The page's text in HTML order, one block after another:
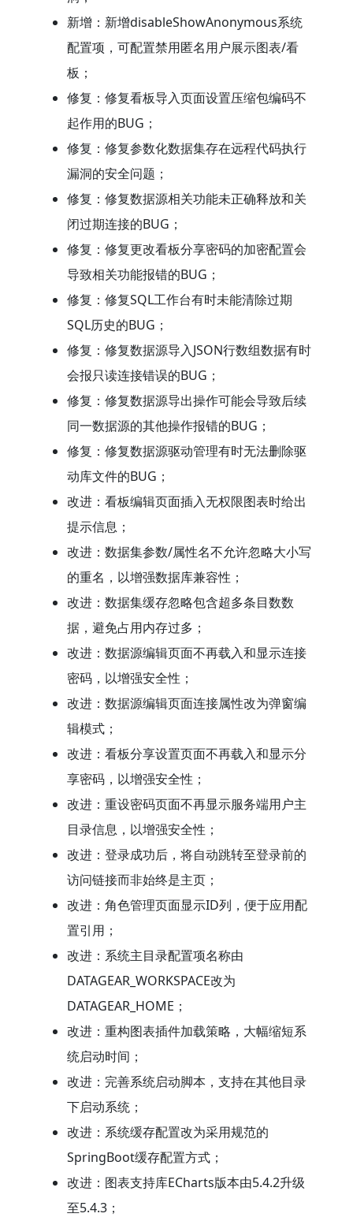
新增：新增disableShowAnonymous系统
配置项，可配置禁用匿名用户展示图表/看
板；
修复：修复看板导入页面设置压缩包编码不
起作用的BUG；
修复：修复参数化数据集存在远程代码执行
漏洞的安全问题；
修复：修复数据源相关功能未正确释放和关
闭过期连接的BUG；
修复：修复更改看板分享密码的加密配置会
导致相关功能报错的BUG；
修复：修复SQL工作台有时未能清除过期
SQL历史的BUG；
修复：修复数据源导入JSON行数组数据有时
会报只读连接错误的BUG；
修复：修复数据源导出操作可能会导致后续
同一数据源的其他操作报错的BUG；
修复：修复数据源驱动管理有时无法删除驱
动库文件的BUG；
改进：看板编辑页面插入无权限图表时给出
提示信息；
改进：数据集参数/属性名不允许忽略大小写
的重名，以增强数据库兼容性；
改进：数据集缓存忽略包含超多条目数数
据，避免占用内存过多；
改进：数据源编辑页面不再载入和显示连接
密码，以增强安全性；
改进：数据源编辑页面连接属性改为弹窗编
辑模式；
改进：看板分享设置页面不再载入和显示分
享密码，以增强安全性；
改进：重设密码页面不再显示服务端用户主
目录信息，以增强安全性；
改进：登录成功后，将自动跳转至登录前的
访问链接而非始终是主页；
改进：角色管理页面显示ID列，便于应用配
置引用；
改进：系统主目录配置项名称由
DATAGEAR_WORKSPACE改为
DATAGEAR_HOME；
改进：重构图表插件加载策略，大幅缩短系
统启动时间；
改进：完善系统启动脚本，支持在其他目录
下启动系统；
改进：系统缓存配置改为采用规范的
SpringBoot缓存配置方式；
改进：图表支持库ECharts版本由5.4.2升级
至5.4.3；